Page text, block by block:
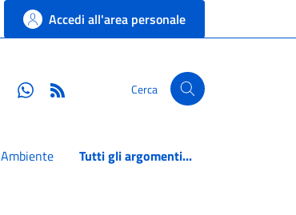
Accedi all'area personale
FacebookWhatsapp Cerca
Ambiente Tutti gli argomenti...